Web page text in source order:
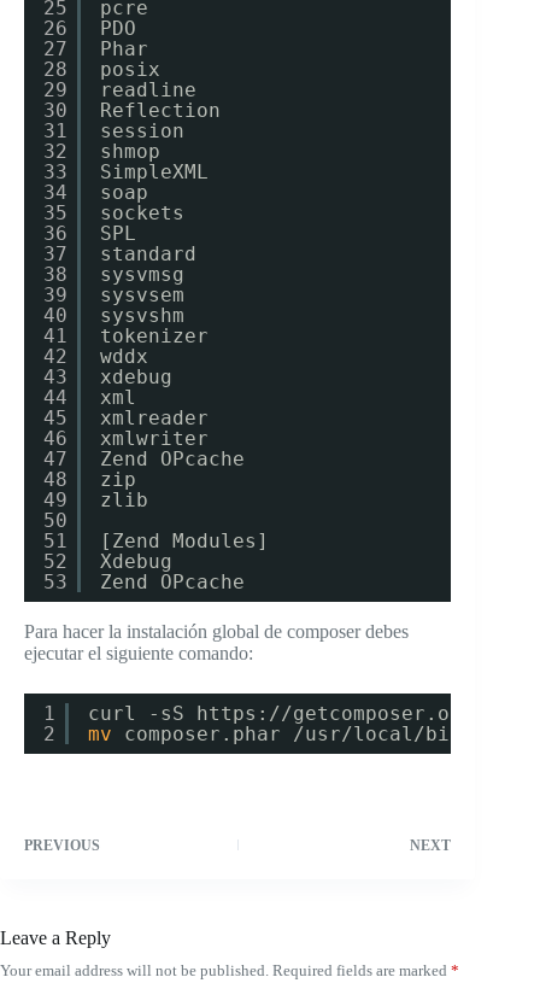
25
26
27
28
29
30
31
32
33
34
35
36
37
38
39
40
41
42
43
44
45
46
47
48
49
50
51
52
53
pcre
PDO
Phar
posix
readline
Reflection
session
shmop
SimpleXML
soap
sockets
SPL
standard
sysvmsg
sysvsem
sysvshm
tokenizer
wddx
xdebug
xml
xmlreader
xmlwriter
Zend OPcache
zip
zlib
[Zend Modules]
Xdebug
Zend OPcache
Para hacer la instalación global de composer debes
ejecutar el siguiente comando:
1
2
curl -sS https: //getcomposer .org
mv
composer.phar /usr/local/bin/
PREVIOUS NEXT
Leave a Reply
Your email address will not be published. Required fields are marked *